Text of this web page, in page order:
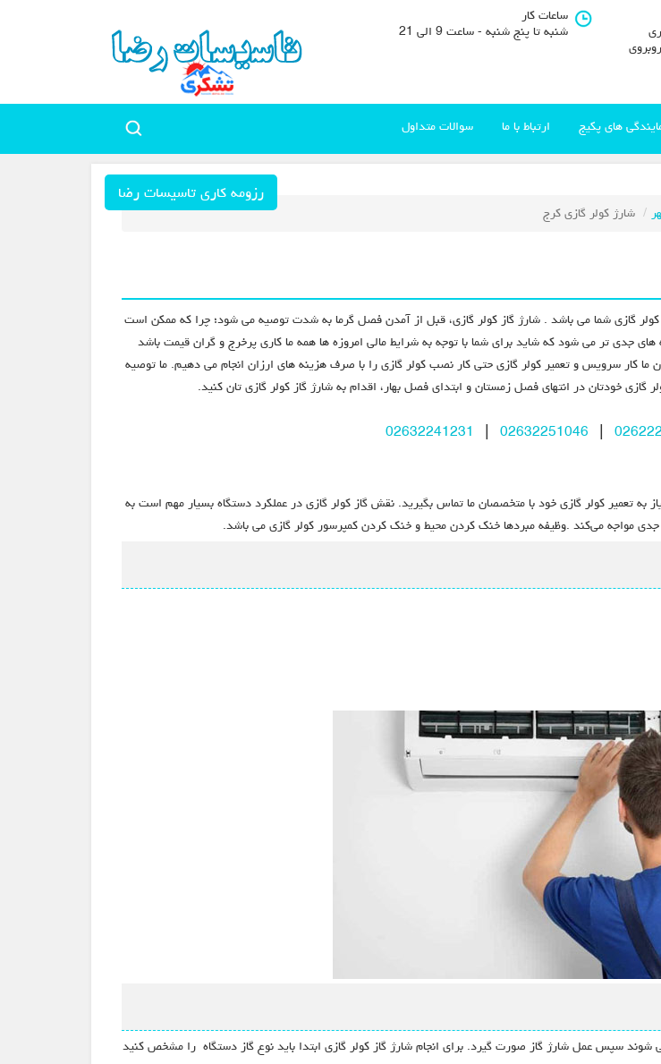
ساعات کار
شنبه تا پنج شنبه - ساعت 9 الی 21
های پکیج ارتباط با ما سوالات متداول
رزومه کاری تاسیسات رضا
شارژ کولر گازی کرج
کولر گازی شما می باشد . شارژ گاز کولر گازی، قبل از آمدن فصل گرما به شدت توصیه می شود؛ چرا که ممکن است
های جدی تر می شود که شاید برای شما با توجه به شرایط مالی امروزه ها همه ما کاری پرخرج و گران قیمت باشد
کار سرویس و تعمیر کولر گازی حتی کار نصب کولر گازی را با صرف هزینه های ارزان انجام می دهیم. ما توصیه
خودتان در انتهای فصل زمستان و ابتدای فصل بهار، اقدام به شارژ گاز کولر گازی تان کنید.
|
02632251046
|
02632241231
تعمیر کولر گازی خود با متخصصان ما تماس بگیرید. نقش گاز کولر گازی در عملکرد دستگاه بسیار مهم است به
مواجه می‌کند .وظیفه مبردها خنک کردن محیط و خنک کردن کمپرسور کولر گازی می باشد.
سپس عمل شارژ گاز صورت گیرد. برای انجام شارژ گاز کولر گازی ابتدا باید نوع گاز دستگاه را مشخص کنید